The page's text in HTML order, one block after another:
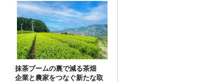
抹茶ブームの裏で減る茶畑
企業と農家をつなぐ新たな取